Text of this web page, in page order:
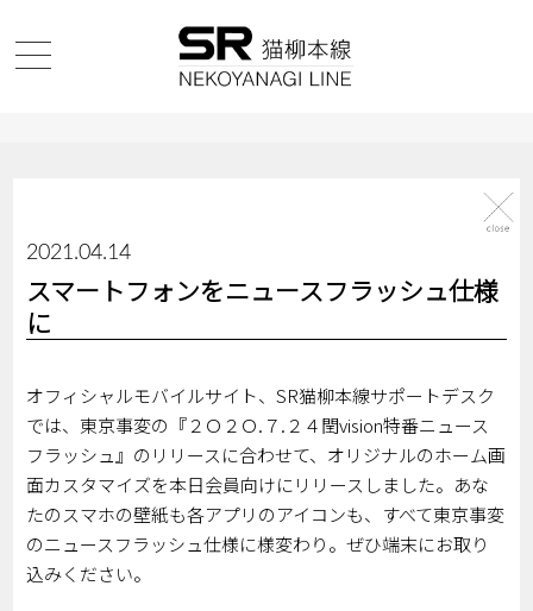
2021.04.14
スマートフォンをニュースフラッシュ仕様
に
オフィシャルモバイルサイト、SR猫柳本線サポートデスク
では、東京事変の『２Ｏ２Ｏ.７.２４閏vision特番ニュース
フラッシュ』のリリースに合わせて、オリジナルのホーム画
面カスタマイズを本日会員向けにリリースしました。あな
たのスマホの壁紙も各アプリのアイコンも、すべて東京事変
のニュースフラッシュ仕様に様変わり。ぜひ端末にお取り
込みください。